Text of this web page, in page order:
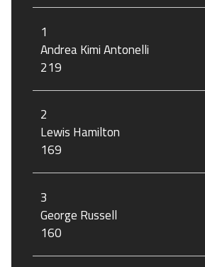
1
Andrea Kimi Antonelli
219
2
Lewis Hamilton
169
3
George Russell
160